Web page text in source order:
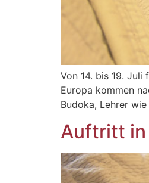
Von 14. bis 19.
Europa kommen
Budoka, Lehrer
Auftritt